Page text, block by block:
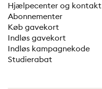
Hjælpecenter og kontakt
Abonnementer
Køb gavekort
Indløs gavekort
Indløs kampagnekode
Studierabat